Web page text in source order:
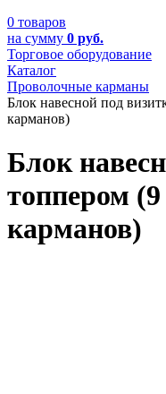
0 товаров
на сумму 0 руб.
Торговое оборудование
Каталог
Проволочные карманы
Блок навесной под
карманов)
Блок
топпером
карманов)